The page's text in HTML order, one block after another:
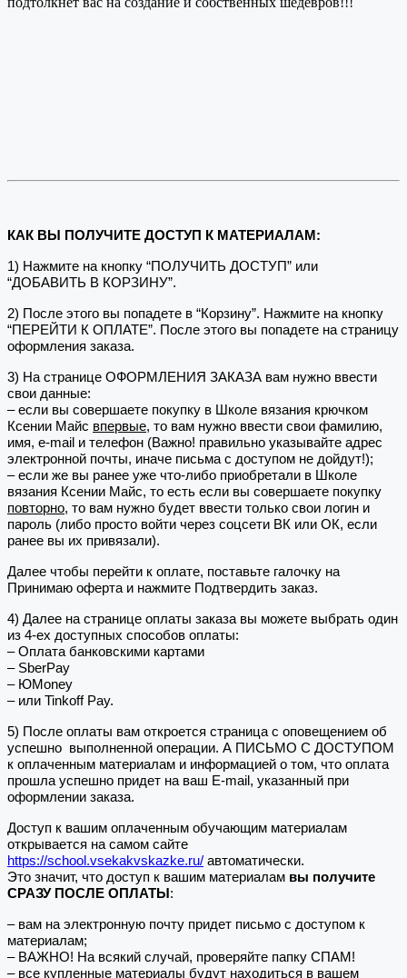
КАК ВЫ ПОЛУЧИТЕ ДОСТУП К МАТЕРИАЛАМ:
1) Нажмите на кнопку “ПОЛУЧИТЬ ДОСТУП” или
“ДОБАВИТЬ В КОРЗИНУ”.
2) После этого вы попадете в “Корзину”. Нажмите на кнопку
“ПЕРЕЙТИ К ОПЛАТЕ”. После этого вы попадете на страницу
оформления заказа.
3) На странице ОФОРМЛЕНИЯ ЗАКАЗА вам нужно ввести
свои данные:
– если вы совершаете покупку в Школе вязания крючком
Ксении Майс впервые, то вам нужно ввести свои фамилию,
имя, e-mail и телефон (Важно! правильно указывайте адрес
электронной почты, иначе письма с доступом не дойдут!);
– если же вы ранее уже что-либо приобретали в Школе
вязания Ксении Майс, то есть если вы совершаете покупку
повторно, то вам нужно будет ввести только свои логин и
пароль (либо просто войти через соцсети ВК или ОК, если
ранее вы их привязали).
Далее чтобы перейти к оплате, поставьте галочку на
Принимаю оферта и нажмите Подтвердить заказ.
4) Далее на странице оплаты заказа вы можете выбрать один
из 4-ех доступных способов оплаты:
– Оплата банковскими картами
– SberPay
– ЮMoney
– или Tinkoff Pay.
5) После оплаты вам откроется страница с оповещением об
успешно выполненной операции. А ПИСЬМО С ДОСТУПОМ
к оплаченным материалам и информацией о том, что оплата
прошла успешно придет на ваш E-mail, указанный при
оформлении заказа.
Доступ к вашим оплаченным обучающим материалам
открывается на самом сайте
https://school.vsekakvskazke.ru/ автоматически.
Это значит, что доступ к вашим материалам вы получите
СРАЗУ ПОСЛЕ ОПЛАТЫ :
– вам на электронную почту придет письмо с доступом к
материалам;
– ВАЖНО! На всякий случай, проверяйте папку СПАМ!
– все купленные материалы будут находиться в вашем